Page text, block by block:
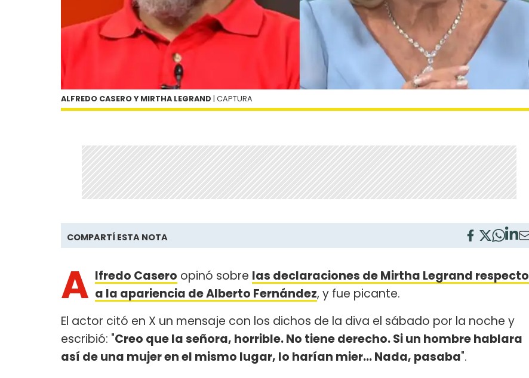
ALFREDO CASERO Y MIRTHA LEGRAND | CAPTURA
COMPARTÍ ESTA NOTA
A lfredo Casero opinó sobre las declaraciones de Mirtha Legrand respecto
a la apariencia de Alberto Fernández, y fue picante.
El actor citó en X un mensaje con los dichos de la diva el sábado por la noche y
escribió: "Creo que la señora, horrible. No tiene derecho. Si un hombre hablara
así de una mujer en el mismo lugar, lo harían mier... Nada, pasaba".